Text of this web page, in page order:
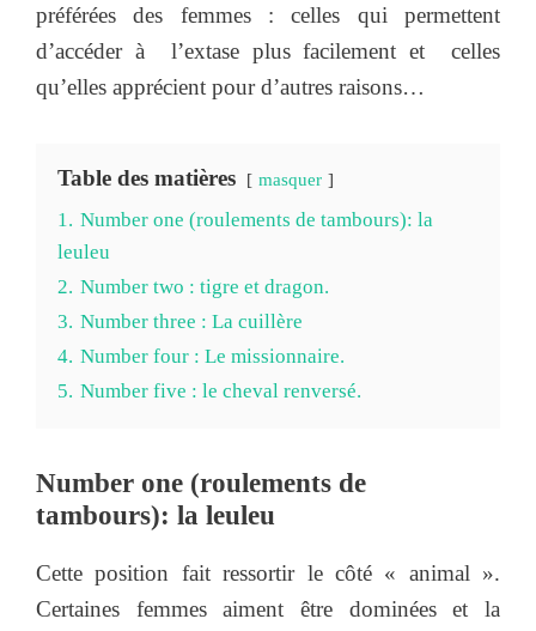
préférées des femmes : celles qui permettent
d’accéder à l’extase plus facilement et celles
qu’elles apprécient pour d’autres raisons…
Table des matières masquer
1. Number one (roulements de tambours): la
leuleu
2. Number two : tigre et dragon.
3. Number three : La cuillère
4. Number four : Le missionnaire.
5. Number five : le cheval renversé.
Number one (roulements de
tambours): la leuleu
Cette position fait ressortir le côté « animal ».
Certaines femmes aiment être dominées et la